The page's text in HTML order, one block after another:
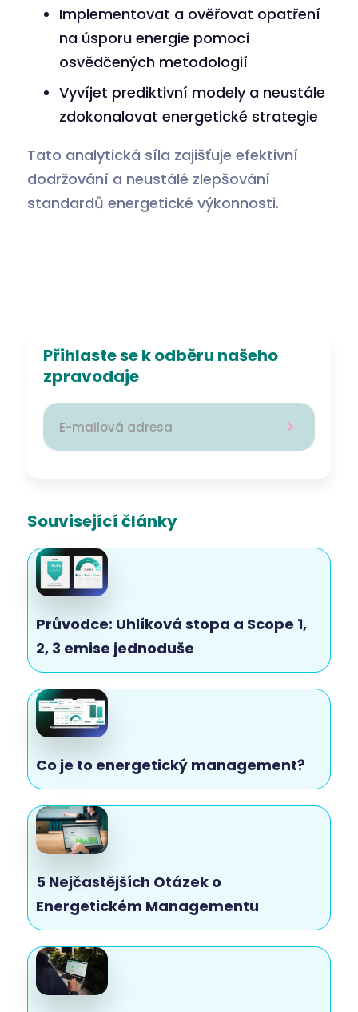
Implementovat a ověřovat opatření
na úsporu energie pomocí
osvědčených metodologií
Vyvíjet prediktivní modely a neustále
zdokonalovat energetické strategie
Tato analytická síla zajišťuje efektivní
dodržování a neustálé zlepšování
standardů energetické výkonnosti.
Přihlaste se k odběru našeho
zpravodaje
Související články
Průvodce: Uhlíková stopa a Scope 1,
2, 3 emise jednoduše
Co je to energetický management?
5 Nejčastějších Otázek o
Energetickém Managementu